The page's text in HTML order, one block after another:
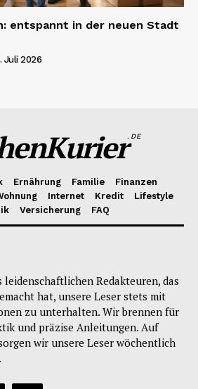
entspannt in der neuen Stadt
Juli 2026
.DE
Ernährung Familie
Finanzen
Internet Kredit
Lifestyle
Versicherung FAQ
leidenschaftlichen Redakteuren, das
hat, unsere Leser stets mit
zu unterhalten. Wir brennen für
und präzise Anleitungen. Auf
wir unsere Leser wöchentlich